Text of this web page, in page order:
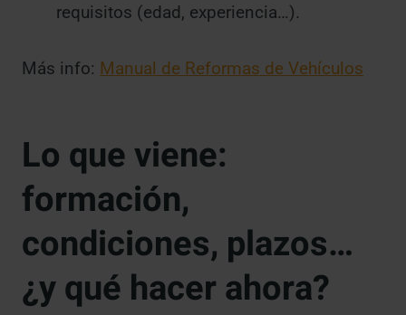
requisitos (edad, experiencia…).
Más info: Manual de Reformas de Vehículos
Lo que viene:
formación,
condiciones, plazos…
¿y qué hacer ahora?